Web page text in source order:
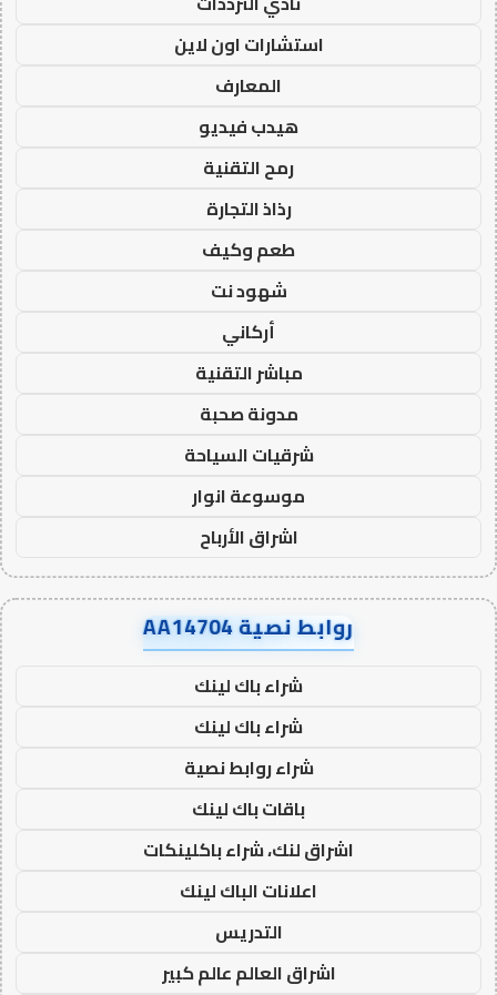
استشارات اون لاين
المعارف
هيدب فيديو
رمح التقنية
رذاذ التجارة
طعم وكيف
شهود نت
أركاني
مباشر التقنية
مدونة صحبة
شرقيات السياحة
موسوعة انوار
اشراق الأرباح
روابط نصية AA14704
شراء باك لينك
شراء باك لينك
شراء روابط نصية
باقات باك لينك
اشراق لنك، شراء باكلينكات
اعلانات الباك لينك
التدريس
اشراق العالم عالم كبير